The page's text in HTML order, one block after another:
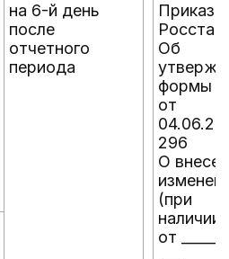
на 6-й день
после
отчетного
периода
Приказ
Об
формы
от
296
О
(при
наличии)
от